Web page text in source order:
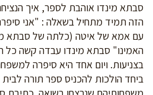
סבתא מינדו אוהבת לספר, איך
הזה תמיד מתחיל בשאלה : "אני
עם אמא של איטה (כלתה של סבתא
האמינו" סבתא מינדו עבדה קשה כל
בצניעות. ויום אחד היא סיפרה
ביחד הולכות להכניס ספר תורה